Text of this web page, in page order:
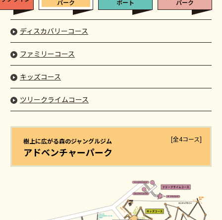
パーク
ボート
パーク
ディスカバリーコース
ファミリーコース
キッズコース
ツリークライムコース
樹上に広がる森のジャングルジム
アドベンチャーパーク
[全4コース]